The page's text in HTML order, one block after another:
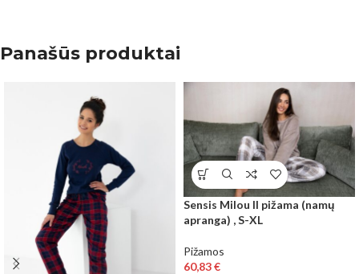
Panašūs produktai
Sensis Milou II pižama (namų
apranga) , S-XL
Pižamos
60,83€